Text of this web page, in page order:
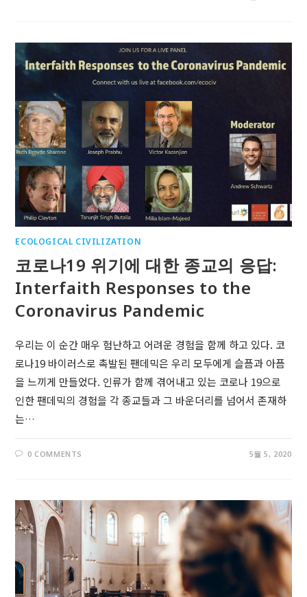
ECOLOGICAL CIVILIZATION
코로나19 위기에 대한 종교의 응답:
Interfaith Responses to the
Coronavirus Pandemic
우리는 이 순간 매우 험난하고 어려운 경험을 함께 하고 있다. 코
로나19 바이러스로 촉발된 팬데믹은 우리 모두에게 슬픔과 아픔
을 느끼게 만들었다. 인류가 함께 겪어내고 있는 코로나 19으로
인한 팬데믹의 경험을 각 종교들과 그 바운더리를 넘어서 존재하
는…
0 COMMENTS 5월 5, 2020